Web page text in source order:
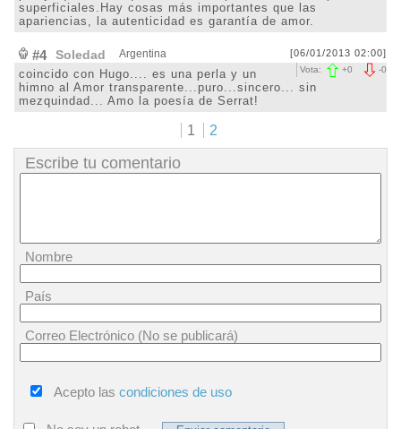
superficiales.Hay cosas más importantes que las
apariencias, la autenticidad es garantía de amor.
#4 Soledad Argentina [06/01/2013 02:00]
-0
Vota: +0
coincido con Hugo.... es una perla y un
himno al Amor transparente...puro...sincero... sin
mezquindad... Amo la poesía de Serrat!
1 2
Escribe tu comentario
Nombre
País
Correo Electrónico (No se publicará)
Acepto las condiciones de uso